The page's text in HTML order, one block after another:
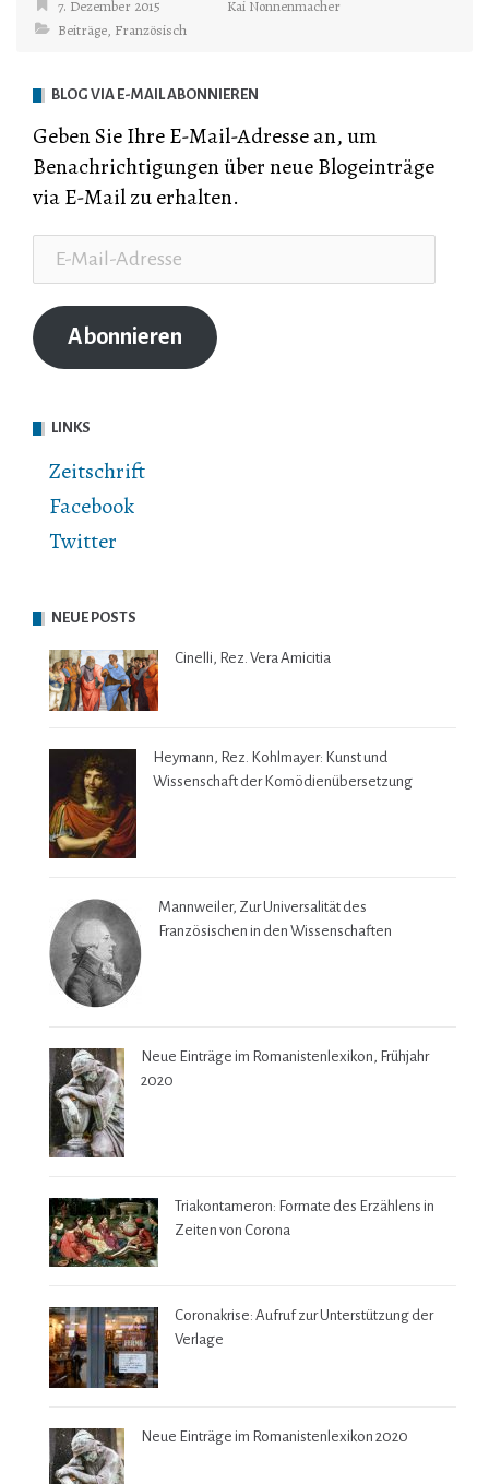
7. Dezember 2015
Kai Nonnenmacher
Beiträge, Französisch
BLOG VIA E-MAIL ABONNIEREN
Geben Sie Ihre E-Mail-Adresse an, um
Benachrichtigungen über neue Blogeinträge
via E-Mail zu erhalten.
Mail-
Adresse
Abonnieren
LINKS
Zeitschrift
Facebook
Twitter
NEUE POSTS
Cinelli, Rez. Vera Amicitia
Heymann, Rez. Kohlmayer: Kunst und
Wissenschaft der Komödienübersetzung
Mannweiler, Zur Universalität des
Französischen in den Wissenschaften
Neue Einträge im Romanistenlexikon, Frühjahr
2020
Triakontameron: Formate des Erzählens in
Zeiten von Corona
Coronakrise: Aufruf zur Unterstützung der
Verlage
Neue Einträge im Romanistenlexikon 2020